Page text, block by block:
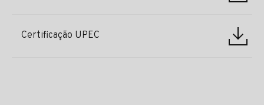
Certificação UPEC